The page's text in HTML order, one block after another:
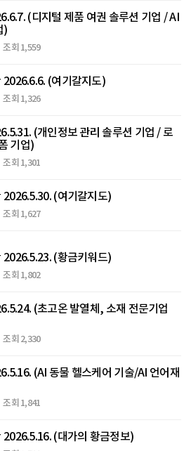
(디지털 제품 여권 솔루션 기업 / AI
)
조회 1,559
2026.6.6. (여기갈지도)
조회 1,326
(개인정보 관리 솔루션 기업 / 로
기업)
조회 1,301
2026.5.30. (여기갈지도)
조회 1,627
2026.5.23. (황금키워드)
조회 1,802
(초고온 발열체, 소재 전문기업
조회 2,330
(AI 동물 헬스케어 기술/AI 언어재
조회 1,841
2026.5.16. (대가의 황금정보)